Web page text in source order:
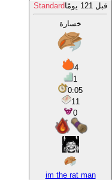
Standard قبل 121 يومًا
خسارة
4
1
0:05
11
0
im the rat man